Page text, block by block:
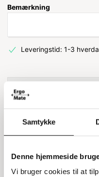
Samtykke
Denne hjemmeside
Vi bruger cookies til at
Bemærkning
Leveringstid: 1-3
Information
Selvklæbende
kildesortering
Dette selvklæbende
gøre din